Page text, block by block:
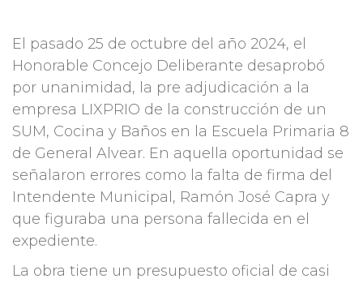
El pasado 25 de octubre del año 2024, el
Honorable Concejo Deliberante desaprobó
por unanimidad, la pre adjudicación a la
empresa LIXPRIO de la construcción de un
SUM, Cocina y Baños en la Escuela Primaria 8
de General Alvear. En aquella oportunidad se
señalaron errores como la falta de firma del
Intendente Municipal, Ramón José Capra y
que figuraba una persona fallecida en el
expediente.
La obra tiene un presupuesto oficial de casi